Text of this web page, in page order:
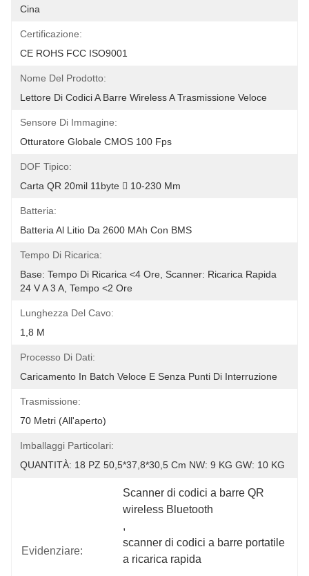
Cina
Certificazione:
CE ROHS FCC ISO9001
Nome Del Prodotto:
Lettore Di Codici A Barre Wireless A Trasmissione Veloce
Sensore Di Immagine:
Otturatore Globale CMOS 100 Fps
DOF Tipico:
Carta QR 20mil 11byte  10-230 Mm
Batteria:
Batteria Al Litio Da 2600 MAh Con BMS
Tempo Di Ricarica:
Base: Tempo Di Ricarica <4 Ore, Scanner: Ricarica Rapida
24 V A 3 A, Tempo <2 Ore
Lunghezza Del Cavo:
1,8 M
Processo Di Dati:
Caricamento In Batch Veloce E Senza Punti Di Interruzione
Trasmissione:
70 Metri (all'aperto)
Imballaggi Particolari:
QUANTITÀ: 18 PZ 50,5*37,8*30,5 Cm NW: 9 KG GW: 10 KG
Evidenziare:
Scanner di codici a barre QR
wireless Bluetooth
,
scanner di codici a barre portatile
a ricarica rapida